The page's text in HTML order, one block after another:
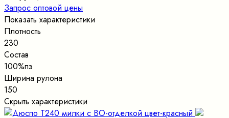
Запрос оптовой цены
Показать характеристики
Плотность
230
Состав
100%пэ
Ширина рулона
150
Скрыть характеристики